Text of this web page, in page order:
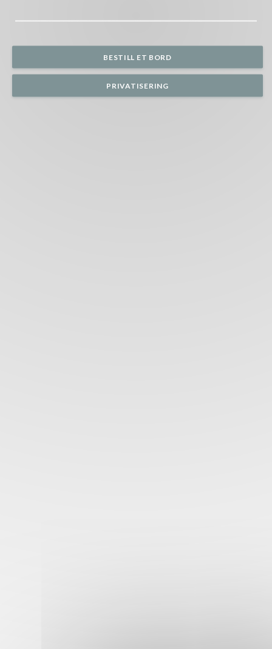
BESTILL ET BORD
PRIVATISERING